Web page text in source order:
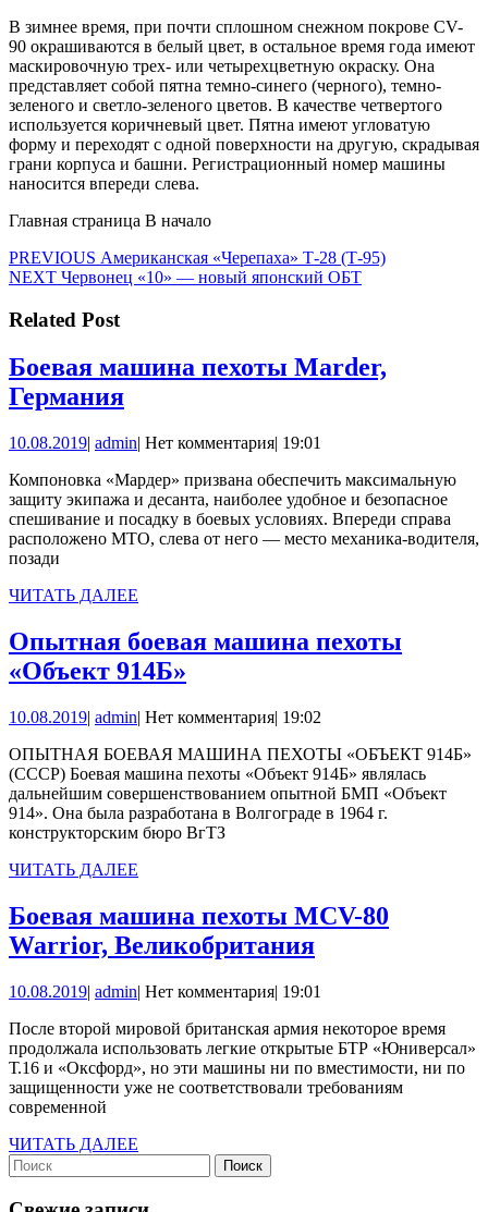
В зимнее время, при почти сплошном снежном покрове CV-
90 окрашиваются в белый цвет, в остальное время года имеют
маскировочную трех- или четырехцветную окраску. Она
представляет собой пятна темно-синего (черного), темно-
зеленого и светло-зеленого цветов. В качестве четвертого
используется коричневый цвет. Пятна имеют угловатую
форму и переходят с одной поверхности на другую, скрадывая
грани корпуса и башни. Регистрационный номер машины
наносится впереди слева.
Главная страница В начало
Навигация
по
записям
PREVIOUS Предыдущая
запись:
Американская «Черепаха» Т-28 (Т-95)
NEXT Следующая
Червонец «10» — новый японский ОБТ
Related Post
Боевая машина пехоты Marder,
ГерманияБоевая
пехоты
Marder,
Германия
10.08.201910.08.2019
| adminadmin
| Нет комментария| 19:01
Компоновка «Мардер» призвана обеспечить максимальную
защиту экипажа и десанта, наиболее удобное и безопасное
спешивание и посадку в боевых условиях. Впереди справа
расположено МТО, слева от него — место механика-водителя,
позади
ЧИТАТЬ ДАЛЕЕ
Опытная боевая машина пехоты
«Объект 914Б»
машина
пехоты
«Объект
914Б»
10.08.201910.08.2019
| adminadmin
| Нет комментария| 19:02
ОПЫТНАЯ БОЕВАЯ МАШИНА ПЕХОТЫ «ОБЪЕКТ 914Б»
(СССР) Боевая машина пехоты «Объект 914Б» являлась
дальнейшим совершенствованием опытной БМП «Объект
914». Она была разработана в Волгограде в 1964 г.
конструкторским бюро ВгТЗ
ЧИТАТЬ ДАЛЕЕ
Боевая машина пехоты MCV-80
Warrior, ВеликобританияБоевая
пехоты
MCV-
80
Warrior,
10.08.201910.08.2019
| adminadmin
| Нет комментария| 19:01
После второй мировой британская армия некоторое время
продолжала использовать легкие открытые БТР «Юниверсал»
Т.16 и «Оксфорд», но эти машины ни по вместимости, ни по
защищенности уже не соответствовали требованиям
современной
ЧИТАТЬ ДАЛЕЕ
Найти: